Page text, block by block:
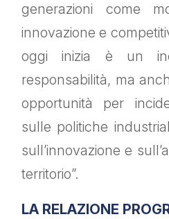
generazioni come
innovazione e
oggi inizia è un
responsabilità, ma
opportunità per
sulle politiche
sull’innovazione e
territorio”.
LA RELAZIONE